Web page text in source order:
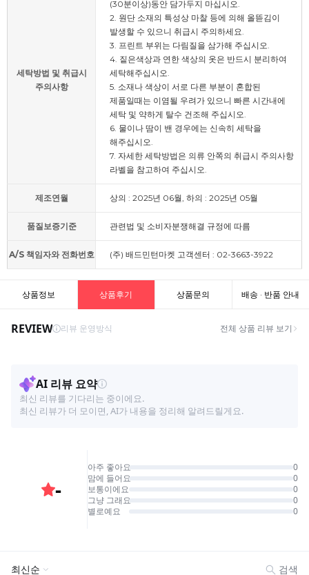
세탁방법 및 취급시
주의사항
(30분이상)동안 담가두지 마십시오.
2. 원단 소재의 특성상 마찰 등에 의해 올뜯김이
발생할 수 있으니 취급시 주의하세요.
3. 프린트 부위는 다림질을 삼가해 주십시오.
4. 짙은색상과 연한 색상의 옷은 반드시 분리하여
세탁해주십시오.
5. 소재나 색상이 서로 다른 부분이 혼합된
제품일때는 이염될 우려가 있으니 빠른 시간내에
세탁 및 약하게 탈수 건조해 주십시오.
6. 물이나 땀이 밴 경우에는 신속히 세탁을
해주십시오.
7. 자세한 세탁방법은 의류 안쪽의 취급시 주의사항
라벨을 참고하여 주십시오.
제조연월 상의 : 2025년 06월, 하의 : 2025년 05월
품질보증기준 관련법 및 소비자분쟁해결 규정에 따름
A/S 책임자와 전화번호 (주) 배드민턴마켓 고객센터 : 02-3663-3922
상품정보 상품후기 상품문의 배송 · 반품 안내